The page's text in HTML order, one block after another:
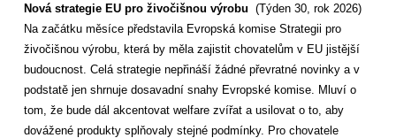
Nová strategie EU pro živočišnou výrobu (Týden 30, rok 2026)
Na začátku měsíce představila Evropská komise Strategii pro
živočišnou výrobu, která by měla zajistit chovatelům v EU jistější
budoucnost. Celá strategie nepřináší žádné převratné novinky a v
podstatě jen shrnuje dosavadní snahy Evropské komise. Mluví o
tom, že bude dál akcentovat welfare zvířat a usilovat o to, aby
dovážené produkty splňovaly stejné podmínky. Pro chovatele